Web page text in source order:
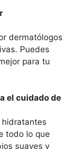
dermatólogos
Puedes
para tu
el cuidado de
hidratantes
todo lo que
suaves y